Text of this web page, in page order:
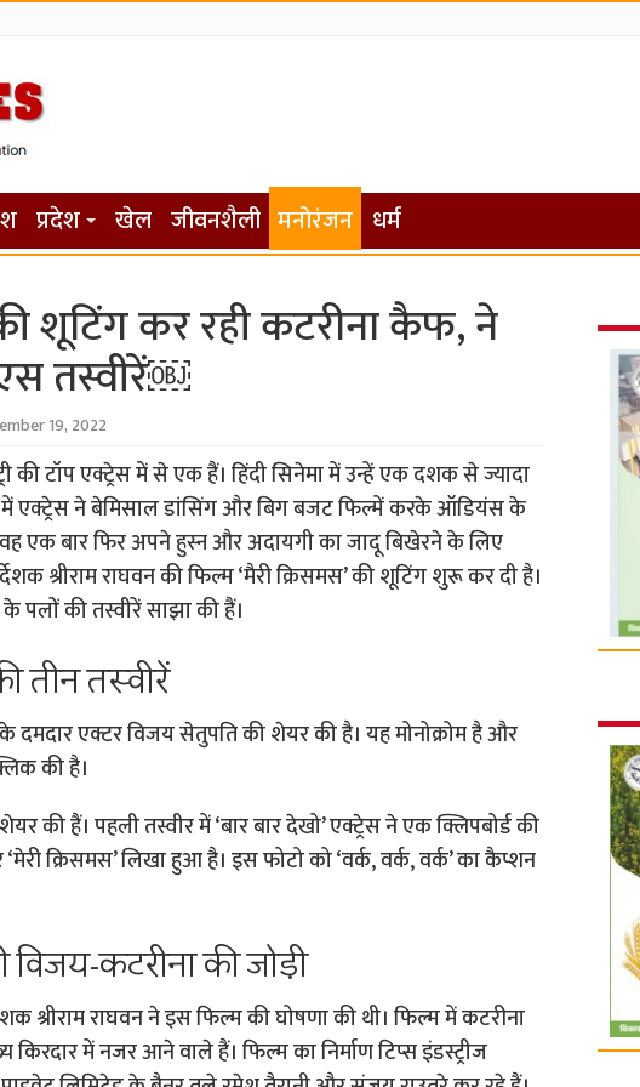
प्रदेश खेल जीवनशैली मनोरंजन धर्म
शूटिंग कर रही कटरीना कैफ, ने
तस्वीरें￼
19, 2022
की टॉप एक्ट्रेस में से एक हैं। हिंदी सिनेमा में उन्हें एक दशक से ज्यादा
में एक्ट्रेस ने बेमिसाल डांसिंग और बिग बजट फिल्में करके ऑडियंस के
एक बार फिर अपने हुस्न और अदायगी का जादू बिखेरने के लिए
श्रीराम राघवन की फिल्म ‘मैरी क्रिसमस’ की शूटिंग शुरू कर दी है।
पलों की तस्वीरें साझा की हैं।
तीन तस्वीरें
के दमदार एक्टर विजय सेतुपति की शेयर की है। यह मोनोक्रोम है और
की है।
की हैं। पहली तस्वीर में ‘बार बार देखो’ एक्ट्रेस ने एक क्लिपबोर्ड की
क्रिसमस’ लिखा हुआ है। इस फोटो को ‘वर्क, वर्क, वर्क’ का कैप्शन
विजय-कटरीना की जोड़ी
श्रीराम राघवन ने इस फिल्म की घोषणा की थी। फिल्म में कटरीना
में नजर आने वाले हैं। फिल्म का निर्माण टिप्स इंडस्ट्रीज